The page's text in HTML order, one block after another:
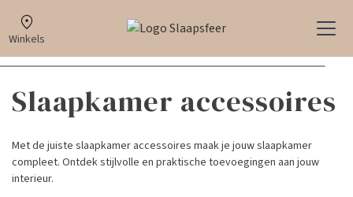
Winkels
Slaapkamer accessoires
Met de juiste slaapkamer accessoires maak je jouw slaapkamer
compleet. Ontdek stijlvolle en praktische toevoegingen aan jouw
interieur.